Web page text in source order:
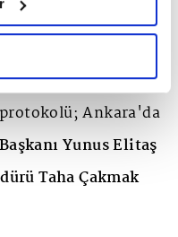
ile ilgili daha
avantajlı koşullarla
Ankara'da
Yunus Elitaş
Taha Çakmak